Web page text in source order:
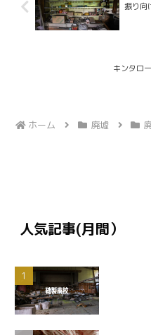
振り向
キンタロ
ホーム 廃墟
人気記事(月間）